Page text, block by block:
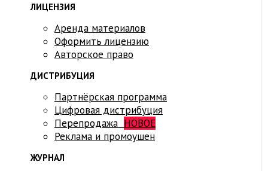
ЛИЦЕНЗИЯ
Аренда материалов
Оформить лицензию
Авторское право
ДИСТРИБУЦИЯ
Партнёрская программа
Цифровая дистрибуция
Перепродажа НОВОЕ
Реклама и промоушен
ЖУРНАЛ